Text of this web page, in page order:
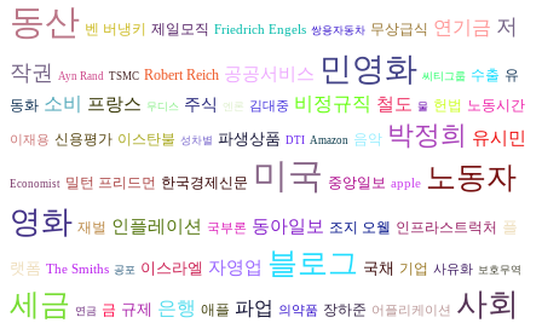
동산 벤 버냉키 제일모직 Friedrich Engels 쌍용자동차 무상급식 연기금 저
작권
Ayn Rand TSMC Robert Reich 공공서비스 민영화 씨티그룹 수출 유
동화 소비 프랑스 무디스 주식 엔론 김대중 비정규직 철도 물 헌법 노동시간
이재용 신용평가 이스탄불 성차별 파생상품 DTI Amazon 음악 박정희 유시민
Economist 밀턴 프리드먼 한국경제신문 미국 중앙일보 apple 노동자
영화 재벌 인플레이션 국부론 동아일보 조지 오웰 인프라스트럭처 플
랫폼 The Smiths 공포 이스라엘 자영업 블로그 국채 기업 사유화 보호무역
세금 연금 금 규제 은행 애플 파업 의약품 장하준 어플리케이션
사회